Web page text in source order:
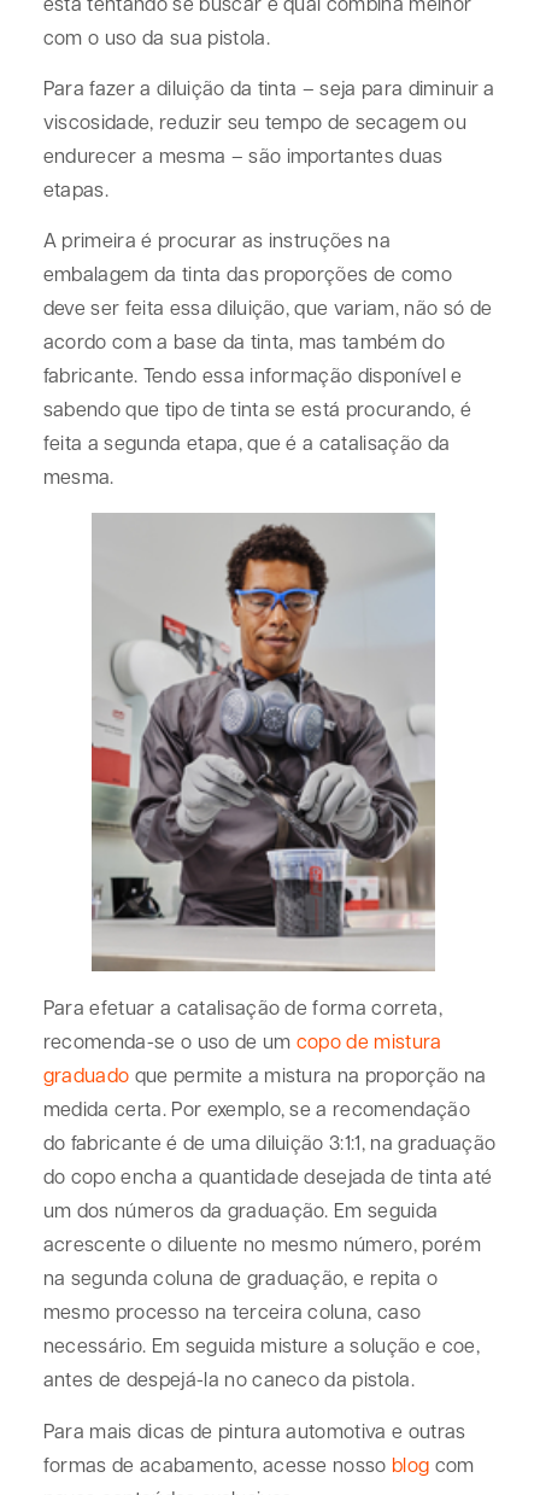
com o uso da sua pistola.
Para fazer a diluição da tinta – seja para diminuir a
viscosidade, reduzir seu tempo de secagem ou
endurecer a mesma – são importantes duas
etapas.
A primeira é procurar as instruções na
embalagem da tinta das proporções de como
deve ser feita essa diluição, que variam, não só de
acordo com a base da tinta, mas também do
fabricante. Tendo essa informação disponível e
sabendo que tipo de tinta se está procurando, é
feita a segunda etapa, que é a catalisação da
mesma.
Para efetuar a catalisação de forma correta,
recomenda-se o uso de um copo de mistura
graduado que permite a mistura na proporção na
medida certa. Por exemplo, se a recomendação
do fabricante é de uma diluição 3:1:1, na graduação
do copo encha a quantidade desejada de tinta até
um dos números da graduação. Em seguida
acrescente o diluente no mesmo número, porém
na segunda coluna de graduação, e repita o
mesmo processo na terceira coluna, caso
necessário. Em seguida misture a solução e coe,
antes de despejá-la no caneco da pistola.
Para mais dicas de pintura automotiva e outras
formas de acabamento, acesse nosso blog com